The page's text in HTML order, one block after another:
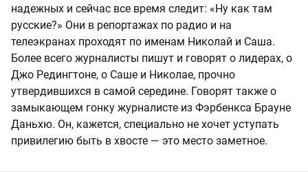
надежных и сейчас все время следит: «Ну как там
русские?» Они в репортажах по радио и на
телеэкранах проходят по именам Николай и Саша.
Более всего журналисты пишут и говорят о лидерах, о
Джо Редингтоне, о Саше и Николае, прочно
утвердившихся в самой середине. Говорят также о
замыкающем гонку журналисте из Фэрбенкса Брауне
Даньхю. Он, кажется, специально не хочет уступать
привилегию быть в хвосте — это место заметное.